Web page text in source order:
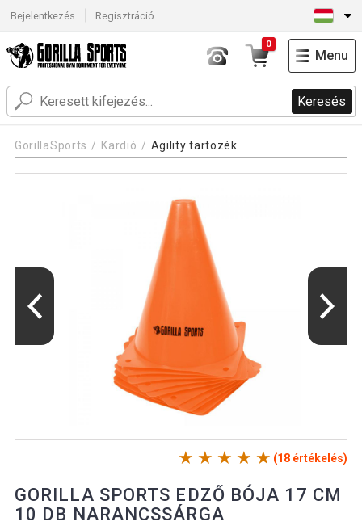
Bejelentkezés Regisztráció
Keresés
0
Menu
GorillaSports Kardió Agility tartozék
(18 értékelés)
GORILLA SPORTS EDZŐ BÓJA 17 CM
10 DB NARANCSSÁRGA